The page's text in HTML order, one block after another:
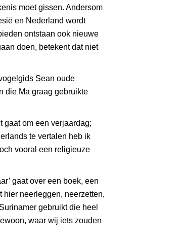
moet gissen. Andersom
en Nederland wordt
ontstaan ook nieuwe
doen, betekent dat niet
Sean oude
die Ma graag gebruikte
gaat om een verjaardag;
te vertalen heb ik
vooral een religieuze
gaat over een boek, een
hier neerleggen, neerzetten,
gebruikt die heel
waar wij iets zouden